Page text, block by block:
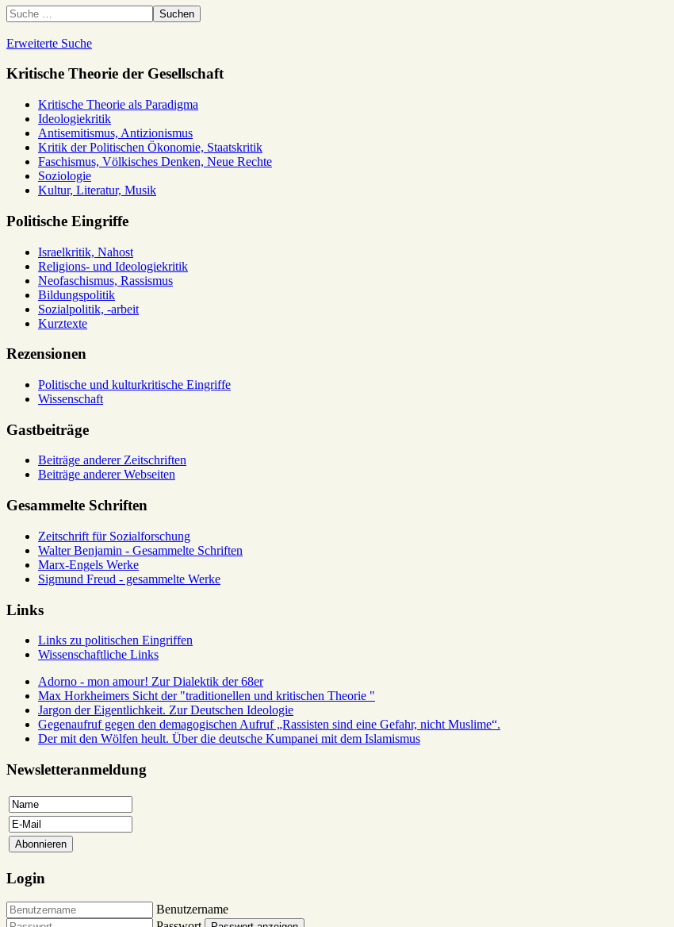
Suchen
Erweiterte Suche
Kritische Theorie der Gesellschaft
Kritische Theorie als Paradigma
Ideologiekritik
Antisemitismus, Antizionismus
Kritik der Politischen Ökonomie, Staatskritik
Faschismus, Völkisches Denken, Neue Rechte
Soziologie
Kultur, Literatur, Musik
Politische Eingriffe
Israelkritik, Nahost
Religions- und Ideologiekritik
Neofaschismus, Rassismus
Bildungspolitik
Sozialpolitik, -arbeit
Kurztexte
Rezensionen
Politische und kulturkritische Eingriffe
Wissenschaft
Gastbeiträge
Beiträge anderer Zeitschriften
Beiträge anderer Webseiten
Gesammelte Schriften
Zeitschrift für Sozialforschung
Walter Benjamin - Gesammelte Schriften
Marx-Engels Werke
Sigmund Freud - gesammelte Werke
Links
Links zu politischen Eingriffen
Wissenschaftliche Links
Adorno - mon amour! Zur Dialektik der 68er
Max Horkheimers Sicht der "traditionellen und kritischen Theorie "
Jargon der Eigentlichkeit. Zur Deutschen Ideologie
Gegenaufruf gegen den demagogischen Aufruf „Rassisten sind eine Gefahr, nicht Muslime“.
Der mit den Wölfen heult. Über die deutsche Kumpanei mit dem Islamismus
Newsletteranmeldung
Login
Benutzername